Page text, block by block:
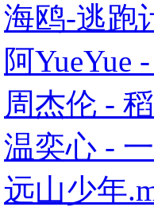
海鸥-逃跑
阿YueYue
周杰伦 -
温奕心 -
远山少年